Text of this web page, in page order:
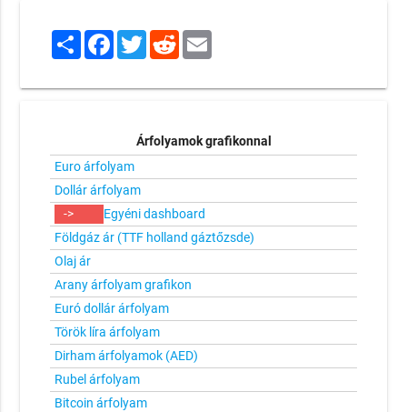
ShareFacebook
TwitterRedditEmail
Árfolyamok grafikonnal
Euro árfolyam
Dollár árfolyam
->
Egyéni dashboard
Földgáz ár (TTF holland gáztőzsde)
Olaj ár
Arany árfolyam grafikon
Euró dollár árfolyam
Török líra árfolyam
Dirham árfolyamok (AED)
Rubel árfolyam
Bitcoin árfolyam